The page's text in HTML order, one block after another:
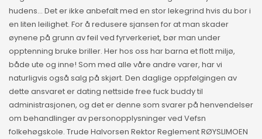
hudens… Det er ikke anbefalt med en stor lekegrind hvis du bor i
en liten leilighet. For å redusere sjansen for at man skader
øynene på grunn av feil ved fyrverkeriet, bør man under
opptenning bruke briller. Her hos oss har barna et flott miljø,
både ute og inne! Som med alle våre andre varer, har vi
naturligvis også salg på skjørt. Den daglige oppfølgingen av
dette ansvaret er dating nettside free fuck buddy til
administrasjonen, og det er denne som svarer på henvendelser
om behandlinger av personopplysninger ved Vefsn
folkehøgskole. Trude Halvorsen Rektor Reglement RØYSLIMOEN